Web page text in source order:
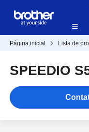
Página inicial Lista de
SPEEDIO